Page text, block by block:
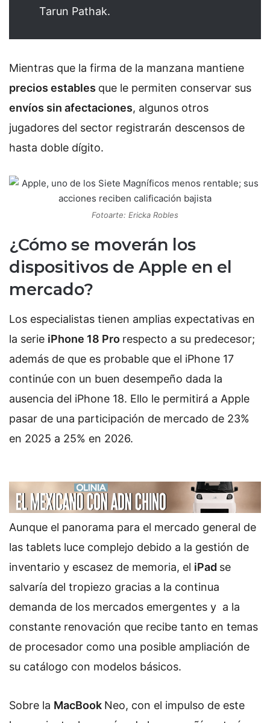
Tarun Pathak.
Mientras que la firma de la manzana mantiene
precios estables que le permiten conservar sus
envíos sin afectaciones, algunos otros
jugadores del sector registrarán descensos de
hasta doble dígito.
Fotoarte: Ericka Robles
¿Cómo se moverán los
dispositivos de Apple en el
mercado?
Los especialistas tienen amplias expectativas en
la serie iPhone 18 Pro respecto a su predecesor;
además de que es probable que el iPhone 17
continúe con un buen desempeño dada la
ausencia del iPhone 18. Ello le permitirá a Apple
pasar de una participación de mercado de 23%
en 2025 a 25% en 2026.
Aunque el panorama para el mercado general de
las tablets luce complejo debido a la gestión de
inventario y escasez de memoria, el iPad se
salvaría del tropiezo gracias a la continua
demanda de los mercados emergentes y a la
constante renovación que recibe tanto en temas
de procesador como una posible ampliación de
su catálogo con modelos básicos.
Sobre la MacBook Neo, con el impulso de este